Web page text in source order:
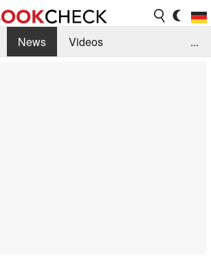
News
Videos
...